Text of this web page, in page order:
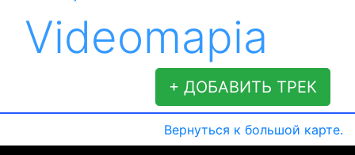
Videomapia
+ ДОБАВИТЬ ТРЕК
Вернуться к большой карте.